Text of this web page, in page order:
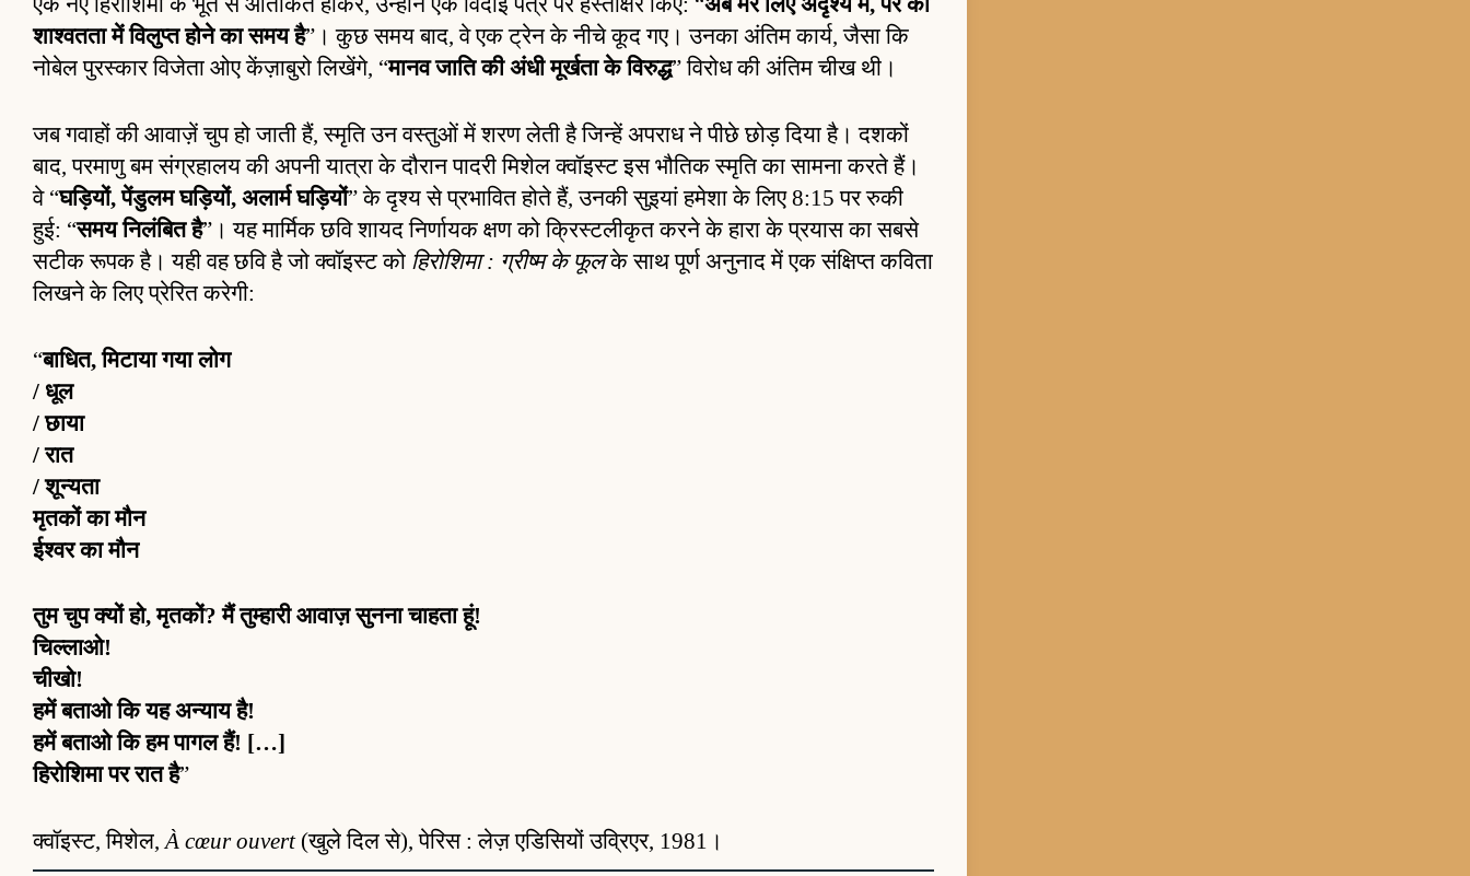
शाश्वतता में विलुप्त होने का समय है”। कुछ समय बाद, वे एक ट्रेन के नीचे कूद गए। उनका अंतिम कार्य, जैसा कि
नोबेल पुरस्कार विजेता ओए केंज़ाबुरो लिखेंगे, “मानव जाति की अंधी मूर्खता के विरुद्ध” विरोध की अंतिम चीख थी।
जब गवाहों की आवाज़ें चुप हो जाती हैं, स्मृति उन वस्तुओं में शरण लेती है जिन्हें अपराध ने पीछे छोड़ दिया है। दशकों
बाद, परमाणु बम संग्रहालय की अपनी यात्रा के दौरान पादरी मिशेल क्वॉइस्ट इस भौतिक स्मृति का सामना करते हैं।
वे “घड़ियों, पेंडुलम घड़ियों, अलार्म घड़ियों” के दृश्य से प्रभावित होते हैं, उनकी सुइयां हमेशा के लिए 8:15 पर रुकी
हुई: “समय निलंबित है”। यह मार्मिक छवि शायद निर्णायक क्षण को क्रिस्टलीकृत करने के हारा के प्रयास का सबसे
सटीक रूपक है। यही वह छवि है जो क्वॉइस्ट को हिरोशिमा : ग्रीष्म के फूलके साथ पूर्ण अनुनाद में एक संक्षिप्त कविता
लिखने के लिए प्रेरित करेगी:
“बाधित, मिटाया गया लोग
/ धूल
/ छाया
/ रात
/ शून्यता
मृतकों का मौन
ईश्वर का मौन
तुम चुप क्यों हो, मृतकों? मैं तुम्हारी आवाज़ सुनना चाहता हूं!
चिल्लाओ!
चीखो!
हमें बताओ कि यह अन्याय है!
हमें बताओ कि हम पागल हैं! […]
हिरोशिमा पर रात है”
क्वॉइस्ट, मिशेल,À cœur ouvert(खुले दिल से), पेरिस : लेज़ एडिसियों उव्रिएर, 1981।